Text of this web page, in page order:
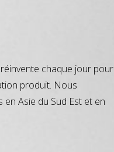
chaque jour pour
produit. Nous
en Asie du Sud Est et en